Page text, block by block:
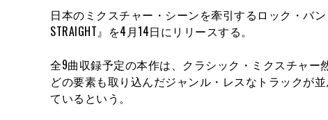
日本のミクスチャー・シーンを牽引するロック・バン
STRAIGHT』を4月14日にリリースする。
全9曲収録予定の本作は、クラシック・ミクスチャ
どの要素も取り込んだジャンル・レスなトラックが
ているという。